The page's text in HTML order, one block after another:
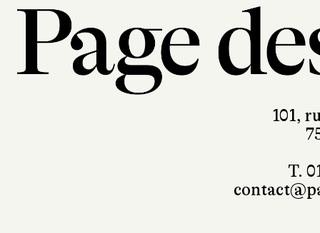
101,
T.